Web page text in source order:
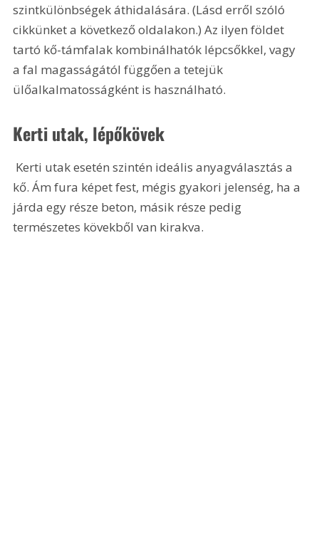
szintkülönbségek áthidalására. (Lásd erről szóló
cikkünket a következő oldalakon.) Az ilyen földet
tartó kő-támfalak kombinálhatók lépcsőkkel, vagy
a fal magasságától függően a tetejük
ülőalkalmatosságként is használható.
Kerti utak, lépőkövek
kő. Ám fura képet fest, mégis gyakori jelenség, ha a
járda egy része beton, másik része pedig
természetes kövekből van kirakva.